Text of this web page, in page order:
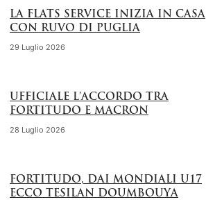
LA FLATS SERVICE INIZIA IN CASA
CON RUVO DI PUGLIA
29 Luglio 2026
UFFICIALE L’ACCORDO TRA
FORTITUDO E MACRON
28 Luglio 2026
FORTITUDO, DAI MONDIALI U17
ECCO TESILAN DOUMBOUYA